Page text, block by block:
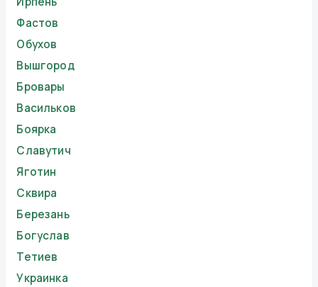
Фастов
Обухов
Вышгород
Бровары
Васильков
Боярка
Славутич
Яготин
Сквира
Березань
Богуслав
Тетиев
Украинка